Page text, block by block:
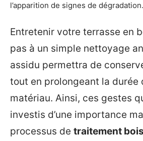
l’apparition de signes de dégradation.
Entretenir votre terrasse en
pas à un simple nettoyage
assidu permettra de
tout en prolongeant la durée
matériau. Ainsi, ces gestes
investis d’une importance
processus de traitement